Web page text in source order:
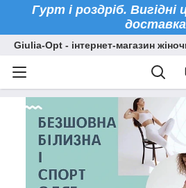
Гурт і роздріб.
доставка
Giulia-Opt - інтернет-магазин